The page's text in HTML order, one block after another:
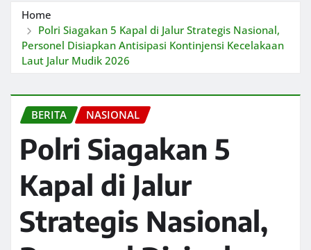
Home
Polri Siagakan 5 Kapal di Jalur Strategis Nasional,
Personel Disiapkan Antisipasi Kontinjensi Kecelakaan
Laut Jalur Mudik 2026
BERITA NASIONAL
Polri Siagakan 5
Kapal di Jalur
Strategis Nasional,